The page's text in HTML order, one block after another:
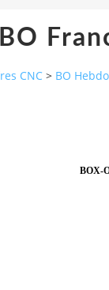
BO
CNC > BO
BOX-